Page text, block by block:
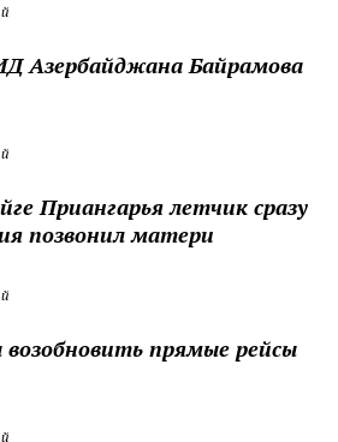
Азербайджана Байрамова
Приангарья летчик сразу
позвонил матери
возобновить прямые рейсы